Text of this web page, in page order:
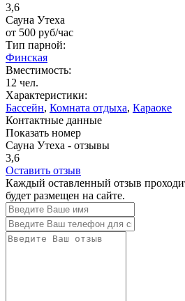
3,6
Сауна Утеха
от 500 руб/час
Тип парной:
Финская
Вместимость:
12 чел.
Характеристики:
Бассейн, Комната отдыха, Караоке
Контактные данные
Показать номер
Сауна Утеха - отзывы
3,6
Оставить отзыв
Каждый оставленный отзыв
будет размещен на сайте.